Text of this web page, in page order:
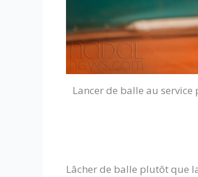
Lancer de balle au
Lâcher de balle plutôt que